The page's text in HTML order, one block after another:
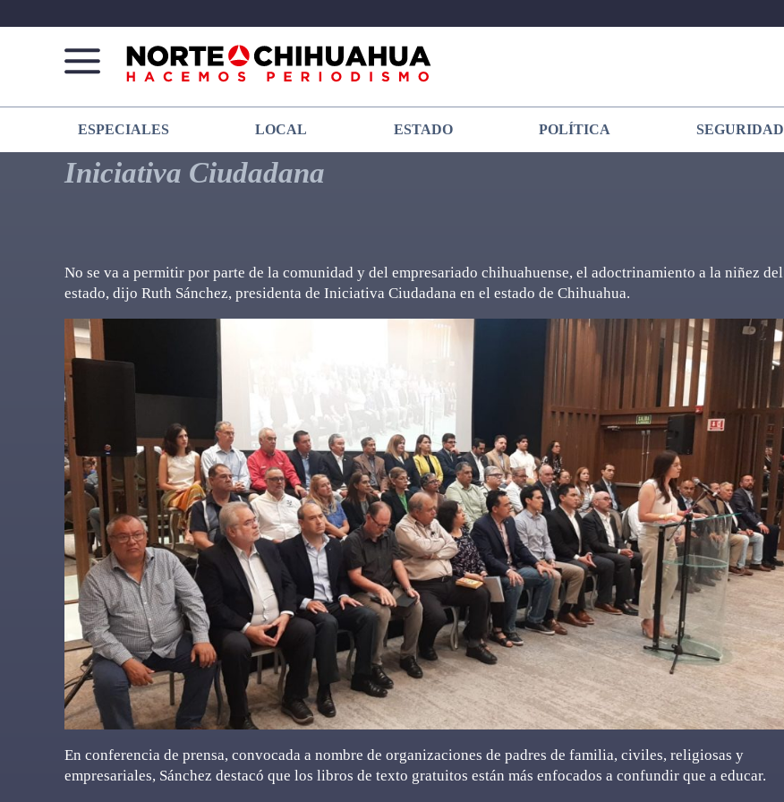
Norte
De
Chihuahua
Más
que
noticias,
hacemos periodismo
ESPECIALES LOCAL ESTADO POLÍTICA SEGURIDAD
Iniciativa Ciudadana
No se va a permitir por parte de la comunidad y del empresariado chihuahuense, el adoctrinamiento a la niñez del
estado, dijo Ruth Sánchez, presidenta de Iniciativa Ciudadana en el estado de Chihuahua.
En conferencia de prensa, convocada a nombre de organizaciones de padres de familia, civiles, religiosas y
empresariales, Sánchez destacó que los libros de texto gratuitos están más enfocados a confundir que a educar.